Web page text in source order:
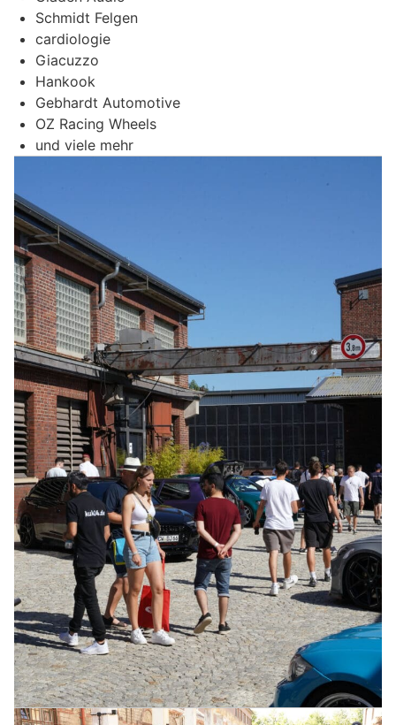
Schmidt Felgen
cardiologie
Giacuzzo
Hankook
Gebhardt Automotive
OZ Racing Wheels
und viele mehr